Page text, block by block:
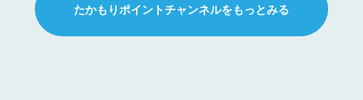
たかもりポイントチャンネルをもっとみる